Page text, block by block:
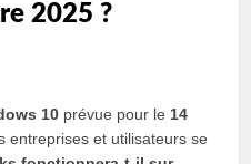
2025 ?
10 prévue pour le 14
entreprises et utilisateurs se